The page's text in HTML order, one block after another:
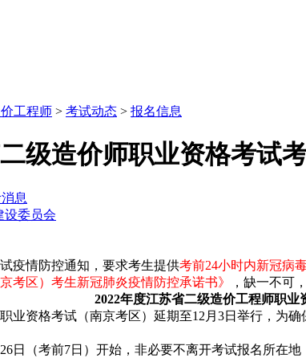
工程师 > 考试动态 > 报名信息
级造价师职业资格考试
息
设委员会
疫情防控通知，要求考生提供考前24小时内新冠病
考区）考生新冠肺炎疫情防控承诺书》
，缺一不可
2022年度江苏省二级造价工程师职
业资格考试（南京考区）延期至12月3日举行，为
日（考前7日）开始，非必要不离开考试报名所在